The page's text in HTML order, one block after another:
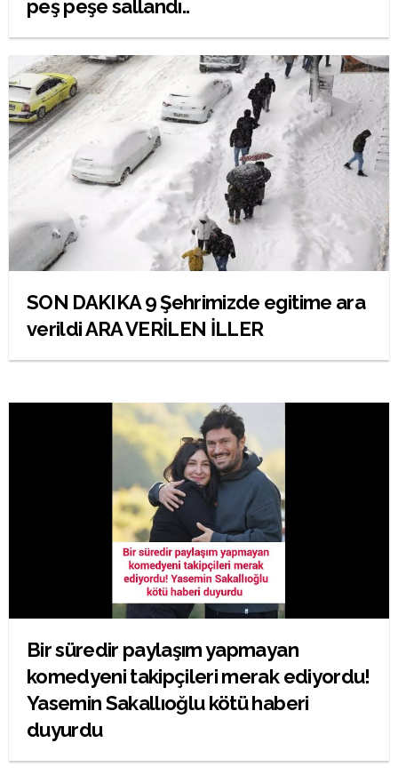
peş peşe sallandı..
SON DAKIKA 9 Şehrimizde egitime ara
verildi ARA VERİLEN İLLER
Bir süredir paylaşım yapmayan
komedyeni takipçileri merak ediyordu!
Yasemin Sakallıoğlu kötü haberi
duyurdu